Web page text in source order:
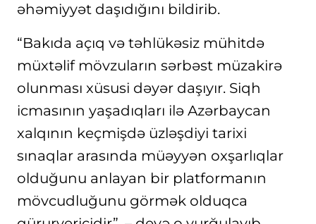
əhəmiyyət daşıdığını bildirib.
“Bakıda açıq və təhlükəsiz mühitdə
müxtəlif mövzuların sərbəst müzakirə
olunması xüsusi dəyər daşıyır. Siqh
icmasının yaşadıqları ilə Azərbaycan
xalqının keçmişdə üzləşdiyi tarixi
sınaqlar arasında müəyyən oxşarlıqlar
olduğunu anlayan bir platformanın
mövcudluğunu görmək olduqca